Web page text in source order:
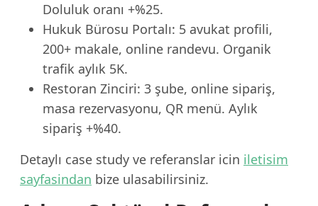
Doluluk oranı +%25.
Hukuk Bürosu Portalı: 5 avukat profili,
200+ makale, online randevu. Organik
trafik aylık 5K.
Restoran Zinciri: 3 şube, online sipariş,
masa rezervasyonu, QR menü. Aylık
sipariş +%40.
Detaylı case study ve referanslar icin iletisim
sayfasindan bize ulasabilirsiniz.